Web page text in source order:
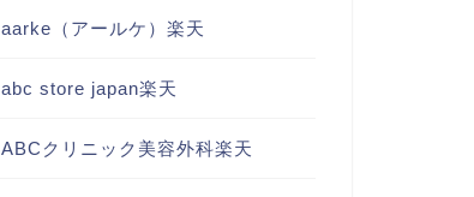
aarke（アールケ）楽天
abc store japan楽天
ABCクリニック美容外科楽天